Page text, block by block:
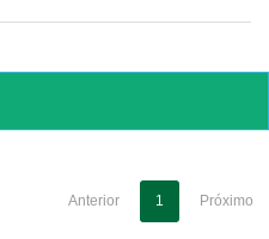
Anterior 1 Próximo